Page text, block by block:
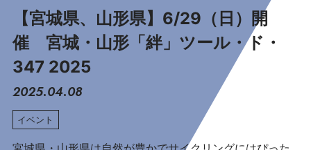
【宮城県、山形県】6/29（日）開
催 宮城・山形「絆」ツール・ド・
347 2025
2025.04.08
イベント